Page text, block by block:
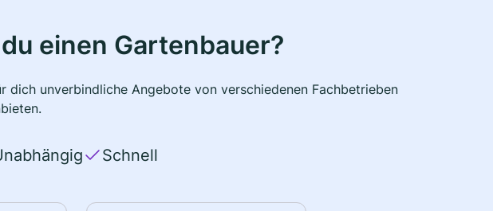
einen Gartenbauer?
unverbindliche Angebote von verschiedenen Fachbetrieben
Schnell